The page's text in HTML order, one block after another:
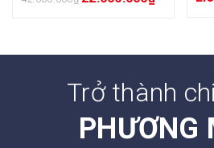
Trở thành
PHƯƠNG